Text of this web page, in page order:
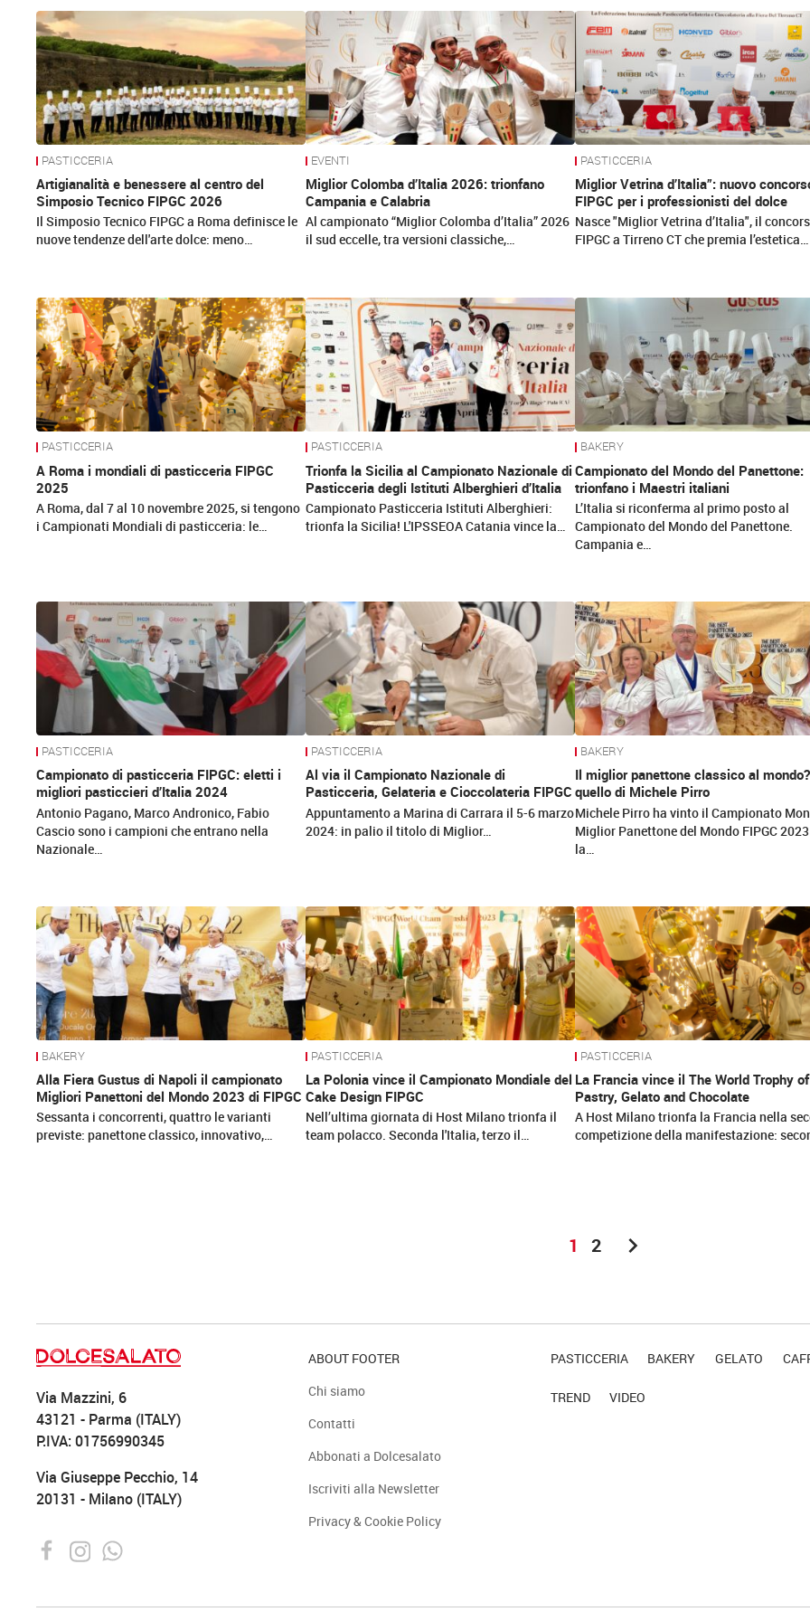
News
PASTICCERIA
Artigianalità e benessere al centro del
Simposio Tecnico FIPGC 2026
Il Simposio Tecnico FIPGC a Roma definisce le
nuove tendenze dell'arte dolce: meno…
EVENTI
Miglior Colomba d’Italia 2026: trionfano
Campania e Calabria
Al campionato “Miglior Colomba d’Italia” 2026
il sud eccelle, tra versioni classiche,…
PASTICCERIA
Miglior Vetrina d’Italia”: nuovo
FIPGC per i professionisti del dolce
Nasce "Miglior Vetrina d’Italia", il
FIPGC a Tirreno CT che premia l’estetica…
PASTICCERIA
A Roma i mondiali di pasticceria FIPGC
2025
A Roma, dal 7 al 10 novembre 2025, si tengono
i Campionati Mondiali di pasticceria: le…
PASTICCERIA
Trionfa la Sicilia al Campionato Nazionale di
Pasticceria degli Istituti Alberghieri d’Italia
Campionato Pasticceria Istituti Alberghieri:
trionfa la Sicilia! L'IPSSEOA Catania vince la…
BAKERY
Campionato del Mondo del Panettone:
trionfano i Maestri italiani
L’Italia si riconferma al primo posto al
Campionato del Mondo del Panettone.
Campania e…
PASTICCERIA
Campionato di pasticceria FIPGC: eletti i
migliori pasticcieri d’Italia 2024
Antonio Pagano, Marco Andronico, Fabio
Cascio sono i campioni che entrano nella
Nazionale…
PASTICCERIA
Al via il Campionato Nazionale di
Pasticceria, Gelateria e Cioccolateria FIPGC
Appuntamento a Marina di Carrara il 5-6 marzo
2024: in palio il titolo di Miglior…
BAKERY
Il miglior panettone classico al
quello di Michele Pirro
Michele Pirro ha vinto il Campionato
Miglior Panettone del Mondo FIPGC
la…
BAKERY
Alla Fiera Gustus di Napoli il campionato
Migliori Panettoni del Mondo 2023 di FIPGC
Sessanta i concorrenti, quattro le varianti
previste: panettone classico, innovativo,…
PASTICCERIA
La Polonia vince il Campionato Mondiale del
Cake Design FIPGC
Nell’ultima giornata di Host Milano trionfa il
team polacco. Seconda l'Italia, terzo il…
PASTICCERIA
La Francia vince il The World Trophy of
Pastry, Gelato and Chocolate
A Host Milano trionfa la Francia nella
competizione della manifestazione:
1 2 chevron_right
Via Mazzini, 6
43121 - Parma (ITALY)
P.IVA: 01756990345
Via Giuseppe Pecchio, 14
20131 - Milano (ITALY)
ABOUT FOOTER
Chi siamo
Contatti
Abbonati a Dolcesalato
Iscriviti alla Newsletter
Privacy & Cookie Policy
PASTICCERIA BAKERY GELATO
TREND VIDEO